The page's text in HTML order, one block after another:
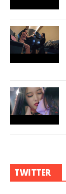
TWITTER